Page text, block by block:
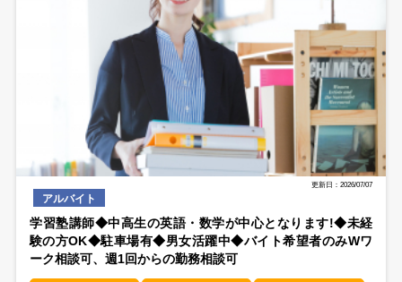
更新日：2026/07/07
アルバイト
学習塾講師◆中高生の英語・数学が中心となります!◆未経
験の方OK◆駐車場有◆男女活躍中◆バイト希望者のみWワ
ーク相談可、週1回からの勤務相談可